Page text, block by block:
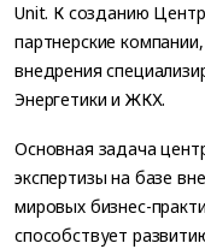
Unit. К созданию
партнерские
внедрения
Энергетики и ЖКХ.
Основная задача
экспертизы на базе
мировых бизнес-
способствует